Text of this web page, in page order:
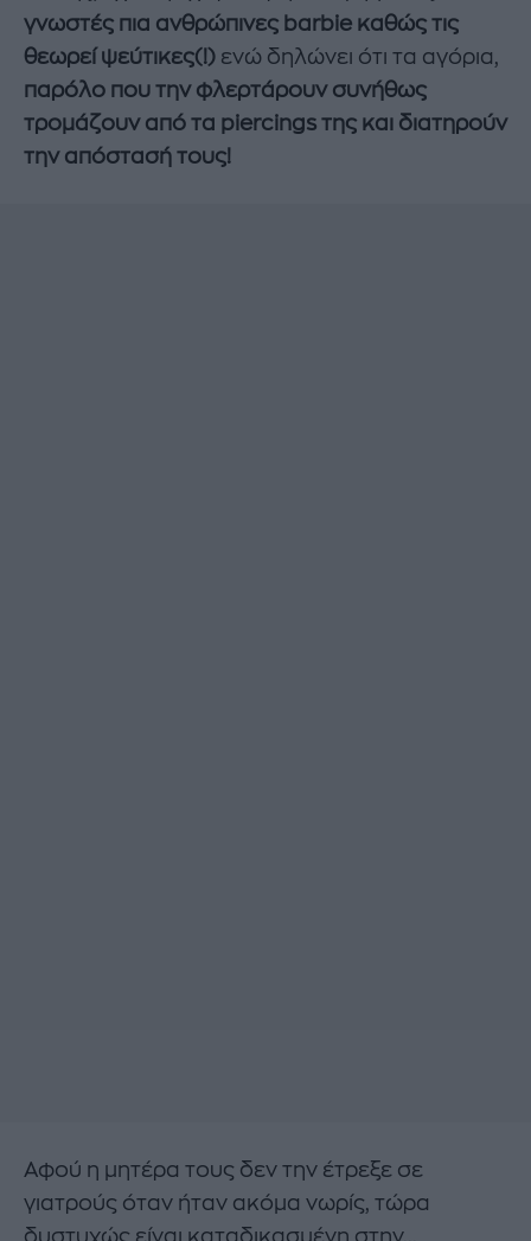
γνωστές πια ανθρώπινες barbie καθώς τις
θεωρεί ψεύτικες(!) ενώ δηλώνει ότι τα αγόρια,
παρόλο που την φλερτάρουν συνήθως
τρομάζουν από τα piercings της και διατηρούν
την απόστασή τους!
Αφού η μητέρα τους δεν την έτρεξε σε
γιατρούς όταν ήταν ακόμα νωρίς, τώρα
δυστυχώς είναι καταδικασμένη στην...